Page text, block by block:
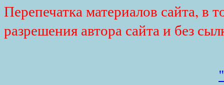
Перепечатка материалов сайта, в
разрешения автора сайта и без